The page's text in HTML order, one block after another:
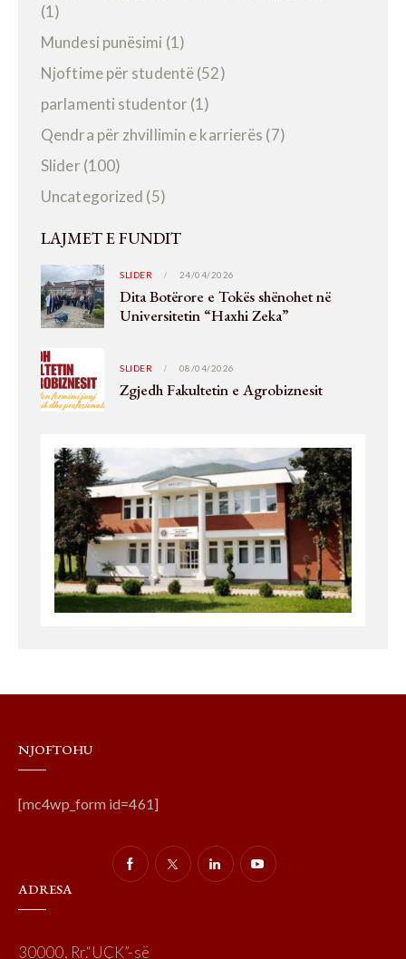
(1)
Mundesi punësimi (1)
Njoftime për studentë(52)
parlamenti studentor (1)
Qendra për zhvillimin e karrierës (7)
Slider (100)
Uncategorized (5)
LAJMET E FUNDIT
SLIDER 24/04/2026
Dita Botërore e Tokës shënohet në
Universitetin “Haxhi Zeka”
SLIDER 08/04/2026
Zgjedh Fakultetin e Agrobiznesit
NJOFTOHU
[mc4wp_form id=461]
ADRESA
30000, Rr.“UÇK”-së